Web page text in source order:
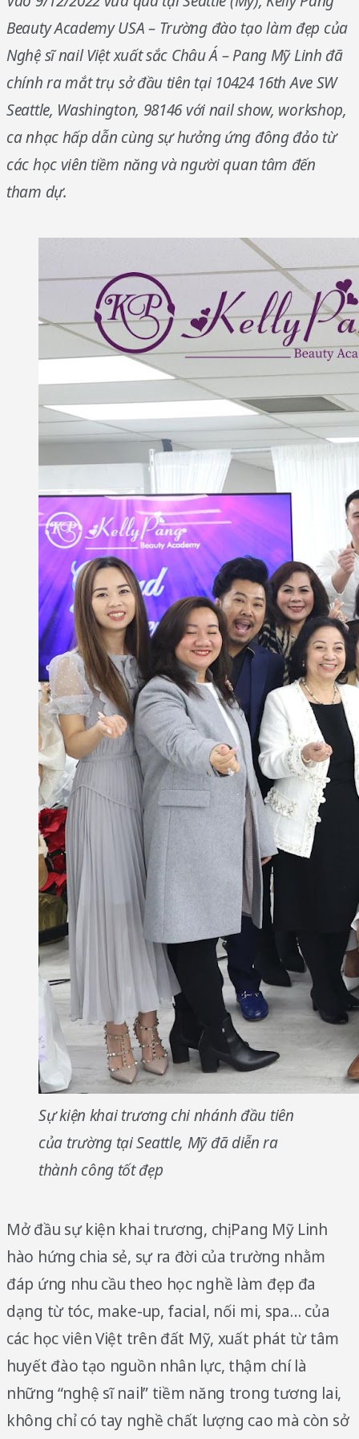
Beauty Academy USA – Trường đào tạo làm đẹp của
Nghệ sĩ nail Việt xuất sắc Châu Á – Pang Mỹ Linh đã
chính ra mắt trụ sở đầu tiên tại 10424 16th Ave SW
Seattle, Washington, 98146 với nail show, workshop,
ca nhạc hấp dẫn cùng sự hưởng ứng đông đảo từ
các học viên tiềm năng và người quan tâm đến
tham dự.
Sự kiện khai trương chi nhánh đầu tiên
của trường tại Seattle, Mỹ đã diễn ra
thành công tốt đẹp
Mở đầu sự kiện khai trương, chị Pang Mỹ Linh
hào hứng chia sẻ, sự ra đời của trường nhằm
đáp ứng nhu cầu theo học nghề làm đẹp đa
dạng từ tóc, make-up, facial, nối mi, spa… của
các học viên Việt trên đất Mỹ, xuất phát từ tâm
huyết đào tạo nguồn nhân lực, thậm chí là
những “nghệ sĩ nail” tiềm năng trong tương lai,
không chỉ có tay nghề chất lượng cao mà còn sở